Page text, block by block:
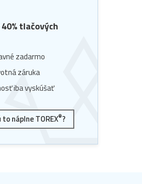
40% tlačových
zadarmo
záruka
iba vyskúšať
to náplne TOREX®?